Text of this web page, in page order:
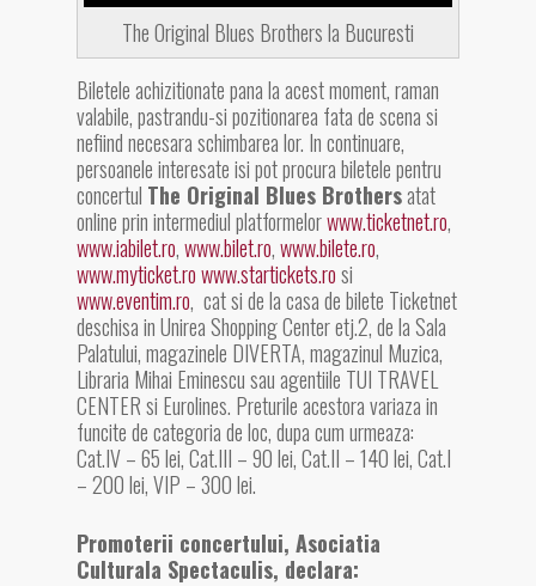
The Original Blues Brothers la Bucuresti
Biletele achizitionate pana la acest moment, raman
valabile, pastrandu-si pozitionarea fata de scena si
nefiind necesara schimbarea lor. In continuare,
persoanele interesate isi pot procura biletele pentru
concertul The Original Blues Brothersatat
online prin intermediul platformelorwww.ticketnet.ro,
www.iabilet.ro,www.bilet.ro,www.bilete.ro,
www.myticket.rowww.startickets.rosi
www.eventim.ro, cat si de la casa de bilete Ticketnet
deschisa in Unirea Shopping Center etj.2, de la Sala
Palatului, magazinele DIVERTA, magazinul Muzica,
Libraria Mihai Eminescu sau agentiile TUI TRAVEL
CENTER si Eurolines. Preturile acestora variaza in
funcite de categoria de loc, dupa cum urmeaza:
Cat.IV – 65 lei, Cat.III – 90 lei, Cat.II – 140 lei, Cat.I
– 200 lei, VIP – 300 lei.
Promoterii concertului, Asociatia
Culturala Spectaculis, declara: